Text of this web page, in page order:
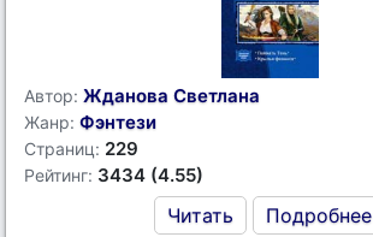
Автор: Жданова Светлана
Жанр: Фэнтези
Страниц: 229
Рейтинг: 3434 (4.55)
Читать Подробнее